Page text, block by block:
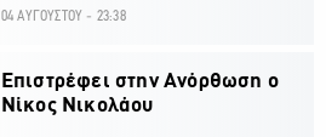
04 ΑΥΓΟΥΣΤΟΥ - 23:38
Επιστρέφει στην Ανόρθωση ο
Νίκος Νικολάου